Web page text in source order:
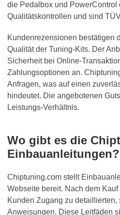
die Pedalbox und PowerControl
Qualitätskontrollen und sind
Kundenrezensionen bestätigen
Qualität der Tuning-Kits. Der
Sicherheit bei Online-
Zahlungsoptionen an.
Anfragen, was auf einen
hindeutet. Die angebotenen
Leistungs-Verhältnis.
Wo gibt es die
Einbauanleitungen?
Chiptuning.com stellt
Webseite bereit. Nach dem
Kunden Zugang zu detaillierten,
Anweisungen. Diese Leitfäden